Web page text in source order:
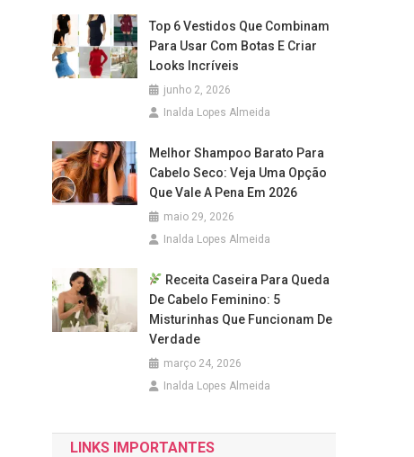
Top 6 Vestidos Que Combinam
Para Usar Com Botas E Criar
Looks Incríveis
junho 2, 2026
Inalda Lopes Almeida
Melhor Shampoo Barato Para
Cabelo Seco: Veja Uma Opção
Que Vale A Pena Em 2026
maio 29, 2026
Inalda Lopes Almeida
Receita Caseira Para Queda
De Cabelo Feminino: 5
Misturinhas Que Funcionam De
Verdade
março 24, 2026
Inalda Lopes Almeida
LINKS IMPORTANTES